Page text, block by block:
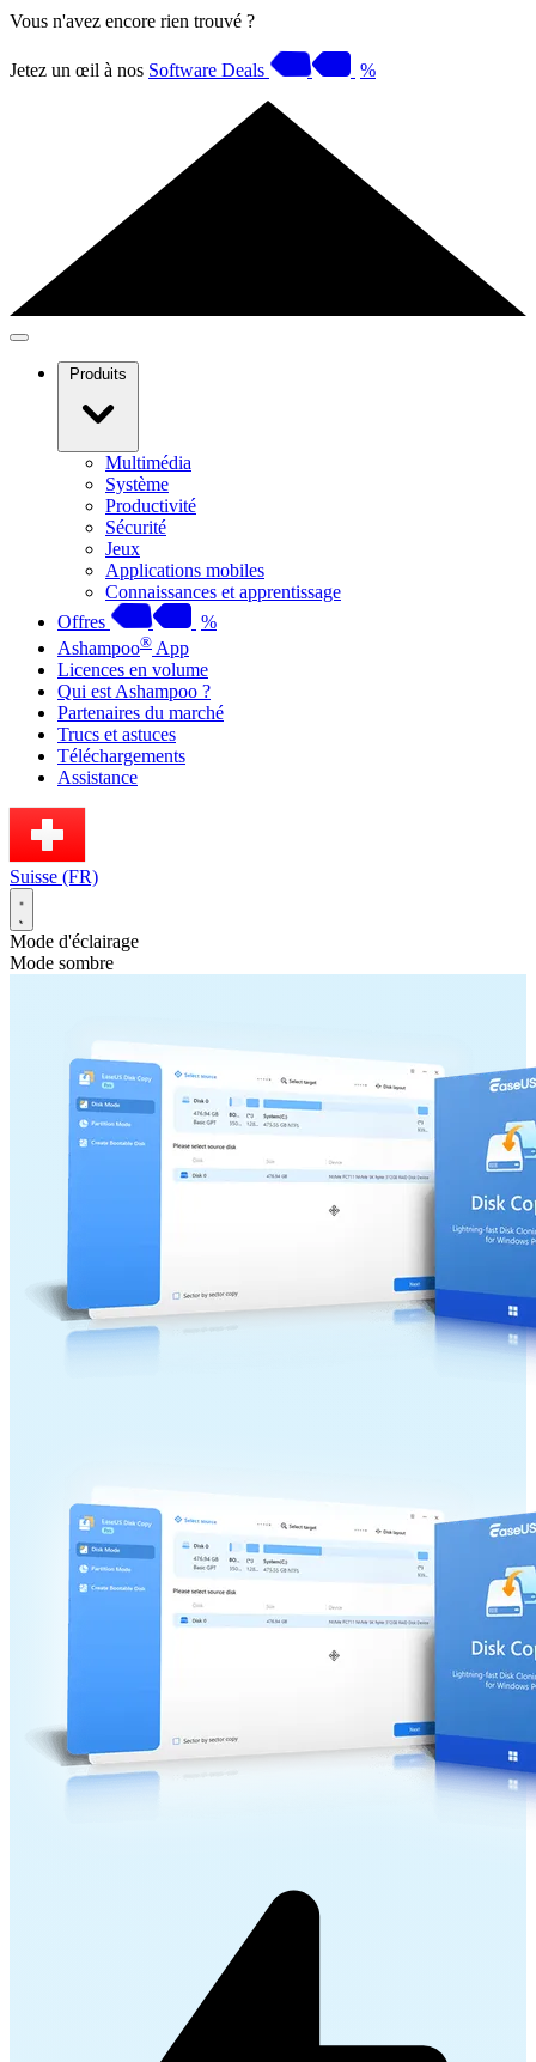
Vous n'avez encore rien trouvé ?
Jetez un œil à nos Software Deals %
Produits
Multimédia
Système
Productivité
Sécurité
Jeux
Applications mobiles
Connaissances et apprentissage
Offres
%
Ashampoo® App
Licences en volume
Qui est Ashampoo ?
Partenaires du marché
Trucs et astuces
Téléchargements
Assistance
Suisse (FR)
Mode d'éclairage
Mode sombre